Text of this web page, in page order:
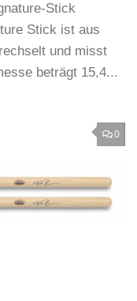
Stick
Stick ist aus
und misst
beträgt 15,4...
0